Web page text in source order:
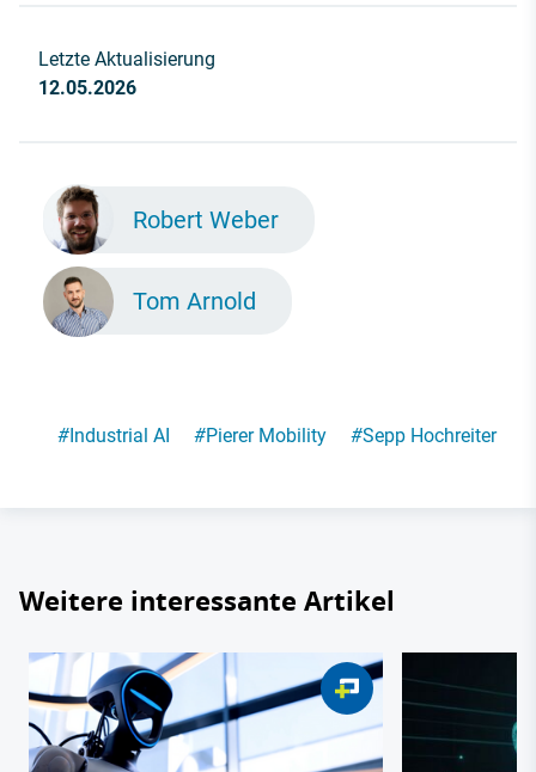
Letzte Aktualisierung
12.05.2026
Robert Weber
Tom Arnold
#Industrial AI #Pierer Mobility #Sepp Hochreiter
Weitere interessante Artikel